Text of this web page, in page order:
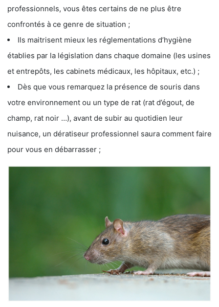
professionnels, vous êtes certains de ne plus être
confrontés à ce genre de situation ;
Ils maitrisent mieux les réglementations d’hygiène
établies par la législation dans chaque domaine (les usines
et entrepôts, les cabinets médicaux, les hôpitaux, etc.) ;
Dès que vous remarquez la présence de souris dans
votre environnement ou un type de rat (rat d’égout, de
champ, rat noir …), avant de subir au quotidien leur
nuisance, un dératiseur professionnel saura comment faire
pour vous en débarrasser ;